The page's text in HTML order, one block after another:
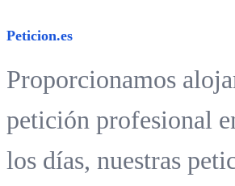
Peticion.es
Proporcionamos
petición profesional
los días, nuestras